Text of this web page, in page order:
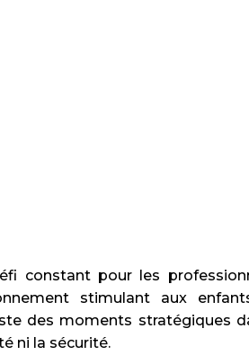
constant pour les
stimulant aux
des moments stratégiques
ni la sécurité.